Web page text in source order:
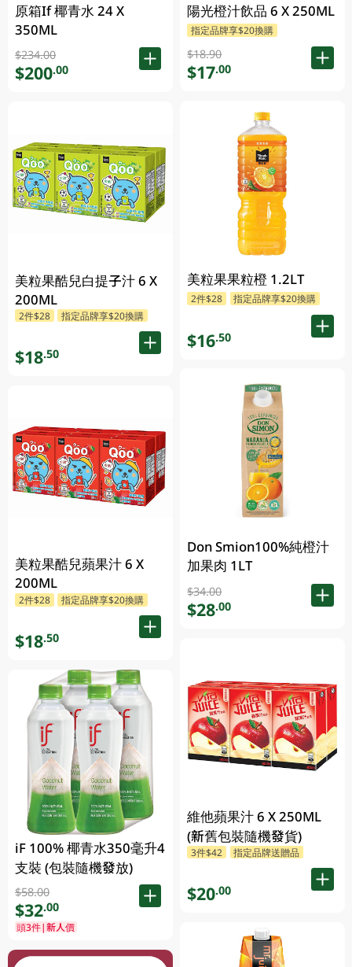
原箱If 椰青水 24 X
350ML
$234.00
$200.00
美粒果酷兒白提子汁 6 X
200ML
2件$28 指定品牌享$20換購
$18.50
美粒果酷兒蘋果汁 6 X
200ML
2件$28 指定品牌享$20換購
$18.50
iF 100% 椰青水350毫升4
支裝 (包裝隨機發放)
$58.00
$32.00
頭3件|新人價
陽光橙汁飲品 6 X 250ML
指定品牌享$20換購
$18.90
$17.00
美粒果果粒橙 1.2LT
2件$28 指定品牌享$20換購
$16.50
Don Smion100%純橙汁
加果肉 1LT
$34.00
$28.00
維他蘋果汁 6 X 250ML
(新舊包裝隨機發貨)
3件$42 指定品牌送贈品
$20.00